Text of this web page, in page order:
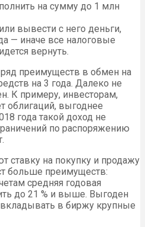
на сумму до 1 млн
вывести с него деньги,
— иначе все налоговые
вернуть.
ряд преимуществ в обмен на
на 3 года. Далеко не
К примеру, инвесторам,
облигаций, выгоднее
года такой доход не
по распоряжению
ставку на покупку и продажу
больше преимуществ:
средняя годовая
до 21 % и выше. Выгоден
в биржу крупные